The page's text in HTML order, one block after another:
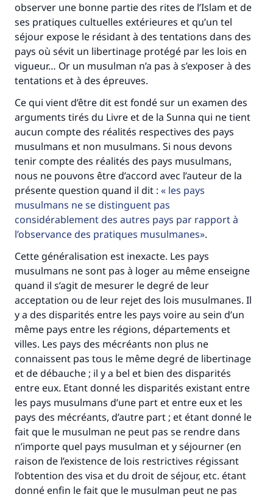
observer une bonne partie des rites de l’Islam et de
ses pratiques cultuelles extérieures et qu’un tel
séjour expose le résidant à des tentations dans des
pays où sévit un libertinage protégé par les lois en
vigueur… Or un musulman n’a pas à s’exposer à des
tentations et à des épreuves.
Ce qui vient d’être dit est fondé sur un examen des
arguments tirés du Livre et de la Sunna qui ne tient
aucun compte des réalités respectives des pays
musulmans et non musulmans. Si nous devons
tenir compte des réalités des pays musulmans,
nous ne pouvons être d’accord avec l’auteur de la
présente question quand il dit :
les pays
musulmans ne se distinguent pas
considérablement des autres pays par rapport à
l’observance des pratiques musulmanes .
Cette généralisation est inexacte. Les pays
musulmans ne sont pas à loger au même enseigne
quand il s’agit de mesurer le degré de leur
acceptation ou de leur rejet des lois musulmanes. Il
y a des disparités entre les pays voire au sein d’un
même pays entre les régions, départements et
villes. Les pays des mécréants non plus ne
connaissent pas tous le même degré de libertinage
et de débauche ; il y a bel et bien des disparités
entre eux. Etant donné les disparités existant entre
les pays musulmans d’une part et entre eux et les
pays des mécréants, d’autre part ; et étant donné le
fait que le musulman ne peut pas se rendre dans
n’importe quel pays musulman et y séjourner (en
raison de l’existence de lois restrictives régissant
l’obtention des visa et du droit de séjour, etc. étant
donné enfin le fait que le musulman peut ne pas